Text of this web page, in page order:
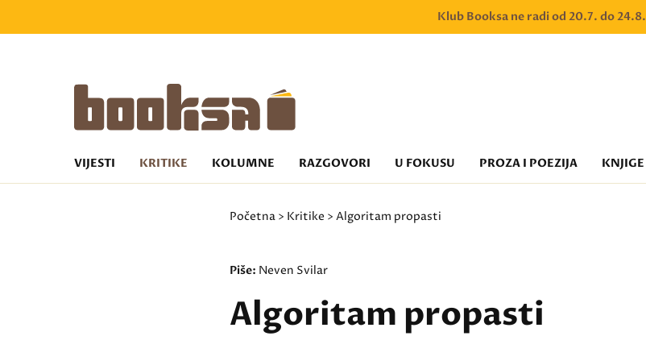
Klub Booksa ne radi od 20.7. do 24.8.
VIJESTI KRITIKE KOLUMNE RAZGOVORI U FOKUSU PROZA I POEZIJA KNJIGE
Početna > Kritike > Algoritam propasti
Piše: Neven Svilar
Algoritam propasti